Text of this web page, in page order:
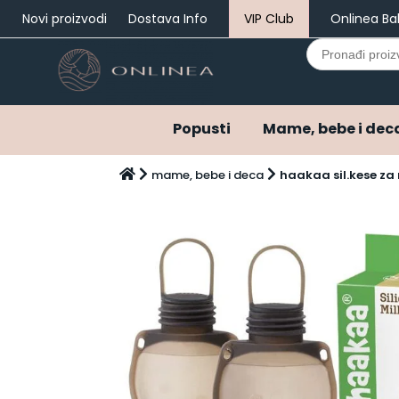
Novi proizvodi Dostava Info VIP Club Onlinea
Search
for:
Popusti Mame, bebe i
Mame, bebe i deca
Varalice
Pelene do 3 meseca
Pribor za negu
Hrana za bebe i decu
Kašice za bebe i decu
Mlečne formule za bebe
Napici za bebe i decu
mame, bebe i deca haakaa sil.kese